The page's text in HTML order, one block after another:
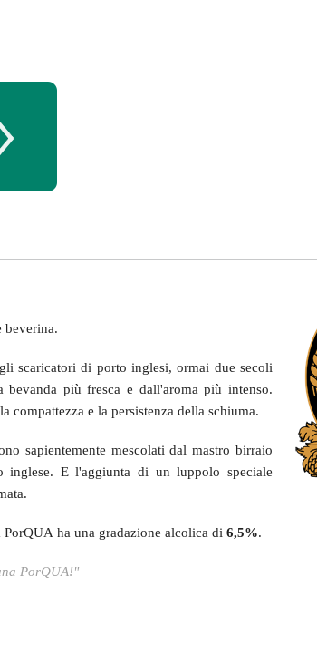
beverina.
scaricatori di porto inglesi, ormai due secoli
più fresca e dall'aroma più intenso.
compattezza e la persistenza della schiuma.
sapientemente mescolati dal mastro birraio
E l'aggiunta di un luppolo speciale
ha una gradazione alcolica di 6,5%.
PorQUA!"